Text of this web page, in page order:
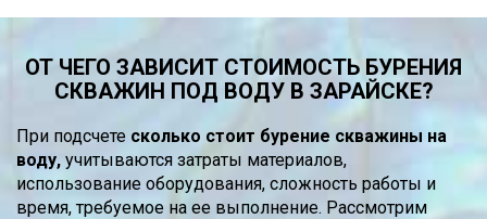
ОТ ЧЕГО ЗАВИСИТ СТОИМОСТЬ БУРЕНИЯ
СКВАЖИН ПОД ВОДУ В ЗАРАЙСКЕ?
При подсчете сколько стоит бурение скважины на
воду, учитываются затраты материалов,
использование оборудования, сложность работы и
время, требуемое на ее выполнение. Рассмотрим